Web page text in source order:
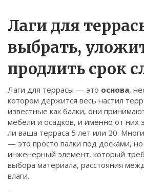
Меню
О нас
Условия использования
Политика конфиденциальности
ФЗ-152
Связаться
© 2026. Все права защищены.
Лаги для
выбрать,
продлить срок
Лаги для террасы — это основа,
котором держится весь настил
известные как балки, они
мебели и осадков, и именно от них
ли ваша терраса 5 лет или 20.
— это просто палки под досками,
инженерный элемент, который
выбора материала, расстояния
влаги.